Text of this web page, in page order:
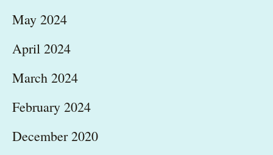
May 2024
April 2024
March 2024
February 2024
December 2020